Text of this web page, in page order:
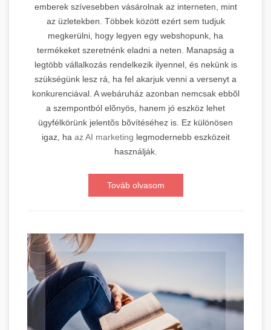
emberek szívesebben vásárolnak az interneten, mint
az üzletekben. Többek között ezért sem tudjuk
megkerülni, hogy legyen egy webshopunk, ha
termékeket szeretnénk eladni a neten. Manapság a
legtöbb vállalkozás rendelkezik ilyennel, és nekünk is
szükségünk lesz rá, ha fel akarjuk venni a versenyt a
konkurenciával. A webáruház azonban nemcsak ebbõl
a szempontból elõnyös, hanem jó eszköz lehet
ügyfélkörünk jelentõs bõvítéséhez is. Ez különösen
igaz, ha az AI marketing legmodernebb eszközeit
használják.
Továb olvasom